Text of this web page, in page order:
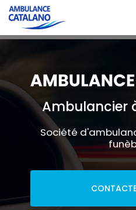
Aller
au
contenu
principal
Ambulancier
Société